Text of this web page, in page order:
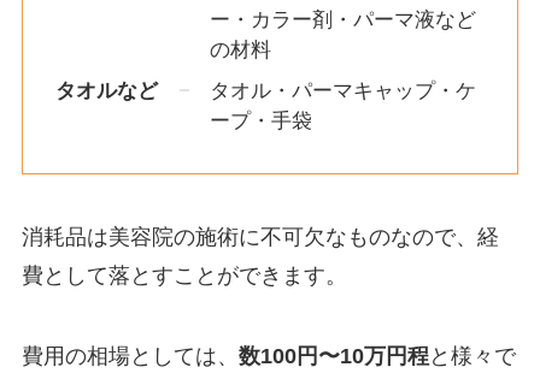
ー・カラー剤・パーマ液など
の材料
タオルなど
タオル・パーマキャップ・ケ
ープ・手袋
消耗品は美容院の施術に不可欠なものなので、経
費として落とすことができます。
費用の相場としては、 数100円〜10万円程と様々で